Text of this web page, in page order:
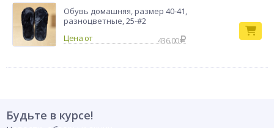
Обувь домашняя, размер 40-41,
разноцветные, 25-#2
436.00
Будьте в курсе!